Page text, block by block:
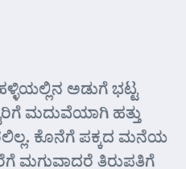
ಅಡುಗೆ ಭಟ್ಟ
ಮದುವೆಯಾಗಿ ಹತ್ತು
ಕೊನೆಗೆ ಪಕ್ಕದ ಮನೆಯ
ಮಗುವಾದರೆ ತಿರುಪತಿಗೆ